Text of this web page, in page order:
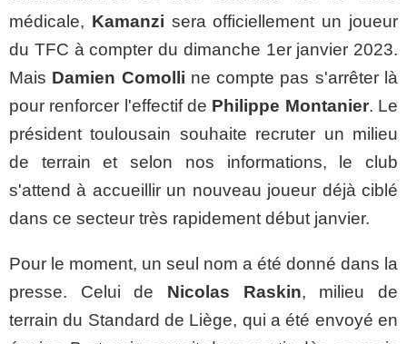
médicale, Kamanzi sera officiellement un joueur
du TFC à compter du dimanche 1er janvier 2023.
Mais Damien Comolli ne compte pas s'arrêter là
pour renforcer l'effectif de Philippe Montanier. Le
président toulousain souhaite recruter un milieu
de terrain et selon nos informations, le club
s'attend à accueillir un nouveau joueur déjà ciblé
dans ce secteur très rapidement début janvier.
Pour le moment, un seul nom a été donné dans la
presse. Celui de Nicolas Raskin, milieu de
terrain du Standard de Liège, qui a été envoyé en